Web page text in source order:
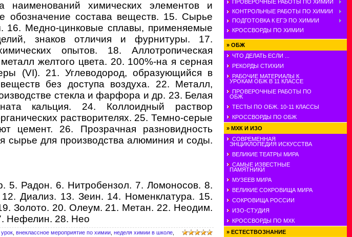
наименований химических элементов и
обозначение состава веществ. 15. Сырье
16. Медно-цинковые сплавы, применяемые
знаков отличия и фурнитуры. 17.
опытов. 18. Аллотропическая
желтого цвета. 20. 100%-на я серная
(VI). 21. Углеводород, образующийся в
без доступа воздуха. 22. Металл,
стекла и фарфора и др. 23. Белая
кальция. 24. Коллоидный раствор
растворителях. 25. Темно-серые
цемент. 26. Прозрачная разновидность
сырье для производства алюминия и соды.
5. Радон. 6. Нитробензол. 7. Ломоносов. 8.
Диализ. 13. Зеин. 14. Номенклатура. 15.
Золото. 20. Олеум. 21. Метан. 22. Неодим.
Нефелин. 28. Нео
внеклассное мероприятие по химии неделя химии в школе
ПРОВЕРОЧНЫЕ РАБОТЫ ПО ХИМИИ
КОНТРОЛЬНЫЕ РАБОТЫ ПО ХИМИИ
ПОДГОТОВКА К ЕГЭ ПО ХИМИИ
КРОССВОРДЫ ПО ХИМИИ
» ОБЖ
ЧТО ДЕЛАТЬ ЕСЛИ ...
РЕКОРДЫ СТИХИИ
РАБОЧИЕ МАТЕРИАЛЫ К
УРОКАМ ОБЖ В 11 КЛАССЕ
ПРОВЕРОЧНЫЕ РАБОТЫ ПО
ОБЖ
ТЕСТЫ ПО ОБЖ. 10-11 КЛАССЫ
КРОССВОРДЫ ПО ОБЖ
» МХК И ИЗО
СОВРЕМЕННАЯ
ЭНЦИКЛОПЕДИЯ ИСКУССТВА
ВЕЛИКИЕ ТЕАТРЫ МИРА
САМЫЕ ИЗВЕСТНЫЕ
ПАМЯТНИКИ
МУЗЕЕВ МИРА
ВЕЛИКИЕ СОКРОВИЩА МИРА
СОКРОВИЩА РОССИИ
ИЗО-СТУДИЯ
КРОССВОРДЫ ПО МХК
» ЕСТЕСТВОЗНАНИЕ